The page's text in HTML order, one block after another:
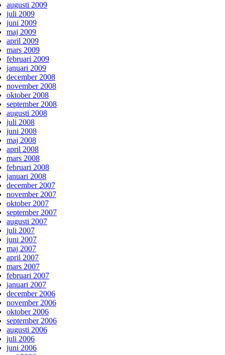
augusti 2009
juli 2009
juni 2009
maj 2009
april 2009
mars 2009
februari 2009
januari 2009
december 2008
november 2008
oktober 2008
september 2008
augusti 2008
juli 2008
juni 2008
maj 2008
april 2008
mars 2008
februari 2008
januari 2008
december 2007
november 2007
oktober 2007
september 2007
augusti 2007
juli 2007
juni 2007
maj 2007
april 2007
mars 2007
februari 2007
januari 2007
december 2006
november 2006
oktober 2006
september 2006
augusti 2006
juli 2006
juni 2006